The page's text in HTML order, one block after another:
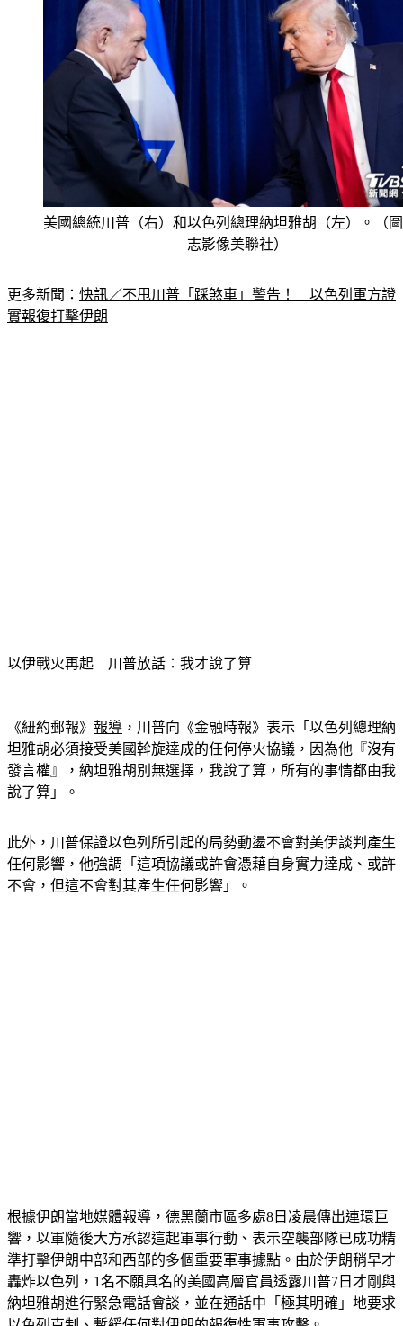
美國總統川普（右）和以色列總理納坦雅胡（左）。（
志影像美聯社）
更多新聞： 快訊／不甩川普「踩煞車」警告！　以色列軍方證
實報復打擊伊朗
以伊戰火再起　川普放話：我才說了算
《紐約郵報》 報導 ，川普向《金融時報》表示「以色列總理納
坦雅胡必須接受美國斡旋達成的任何停火協議，因為他『沒有
發言權』，納坦雅胡別無選擇，我說了算，所有的事情都由我
說了算」。
此外，川普保證以色列所引起的局勢動盪不會對美伊談判產生
任何影響，他強調「這項協議或許會憑藉自身實力達成、或許
不會，但這不會對其產生任何影響」。
根據伊朗當地媒體報導，德黑蘭市區多處8日凌晨傳出連環巨
響，以軍隨後大方承認這起軍事行動、表示空襲部隊已成功精
準打擊伊朗中部和西部的多個重要軍事據點。由於伊朗稍早才
轟炸以色列，1名不願具名的美國高層官員透露川普7日才剛與
納坦雅胡進行緊急電話會談，並在通話中「極其明確」地要求